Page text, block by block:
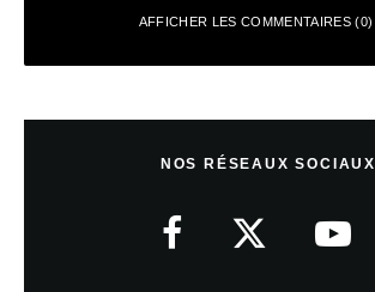
AFFICHER LES COMMENTAIRES (0)
NOS RÉSEAUX SOCIAUX